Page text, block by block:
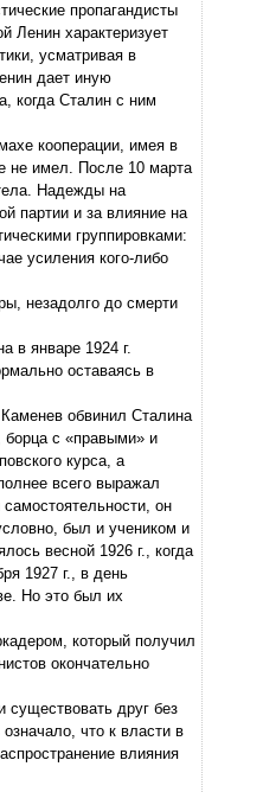
пропагандисты
Ленин характеризует
усматривая в
дает иную
когда Сталин с ним
кооперации, имея в
не имел. После 10 марта
Надежды на
партии и за влияние на
группировками:
усиления кого-либо
незадолго до смерти
в январе 1924 г.
оставаясь в
обвинил Сталина
борца с «правыми» и
курса, а
всего выражал
он
был и учеником и
весной 1926 г., когда
1927 г., в день
Но это был их
который получил
окончательно
друг без
что к власти в
влияния